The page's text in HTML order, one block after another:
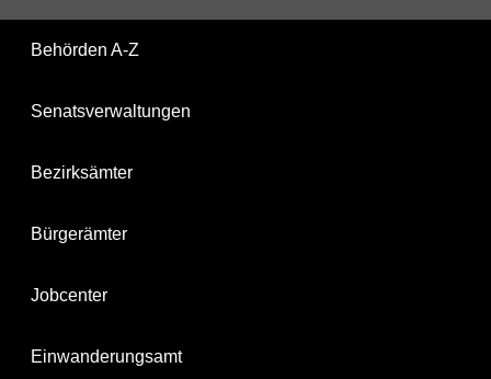
Behörden A-Z
Senatsverwaltungen
Bezirksämter
Bürgerämter
Jobcenter
Einwanderungsamt